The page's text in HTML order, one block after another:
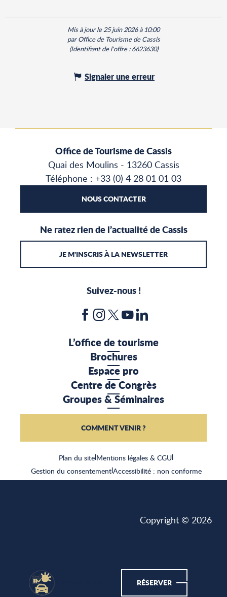
CASSIS MALIN RÉSERVER
Mis à jour le 25 juin 2026 à 10:00
par Office de Tourisme de Cassis
(Identifiant de l'offre :6623630)
Signaler une erreur
Office de Tourisme de Cassis
Quai des Moulins - 13260 Cassis
Téléphone : +33 (0) 4 28 01 01 03
NOUS CONTACTER
Ne ratez rien de l’actualité de Cassis
JE M'INSCRIS À LA NEWSLETTER
Suivez-nous !
Plan du site|Mentions légales & CGU|
Gestion du consentement|Accessibilité : non conforme
L’office de tourisme
Brochures
Espace pro
Centre de Congrès
Groupes & Séminaires
COMMENT VENIR ?
Copyright © 2026